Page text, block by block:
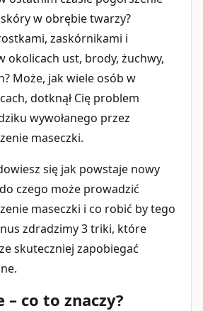
w obrębie twarzy?
zaskórnikami i
okolicach ust, brody, żuchwy,
Może, jak wiele osób w
dotknął Cię problem
wywołanego przez
maseczki.
się jak powstaje nowy
czego może prowadzić
maseczki i co robić by tego
zdradzimy 3 triki, które
skuteczniej zapobiegać
– co to znaczy?